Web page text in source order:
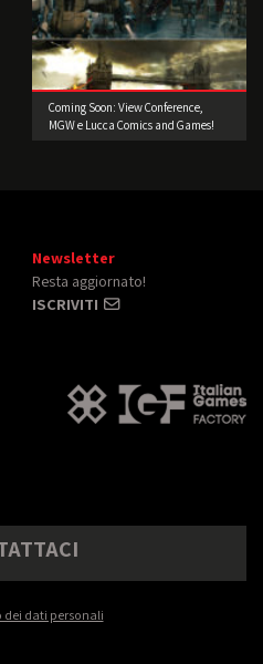
Coming Soon: View Conference,
MGW e Lucca Comics and Games!
Newsletter
Resta aggiornato!
ISCRIVITI
dati personali